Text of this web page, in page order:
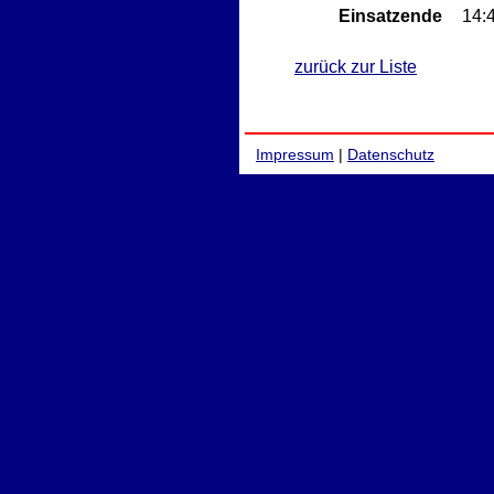
Einsatzende
zurück zur Liste
Impressum | Datenschutz